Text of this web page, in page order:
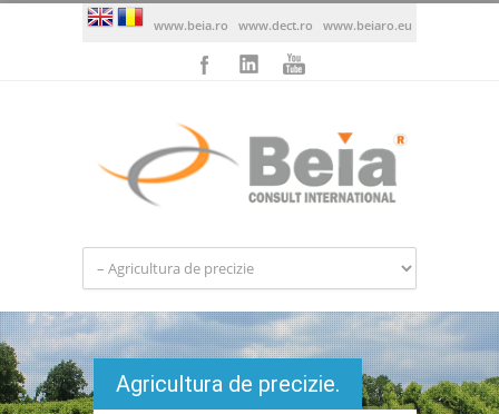
www.beia.ro www.dect.ro www.beiaro.eu
Agricultura de precizie.